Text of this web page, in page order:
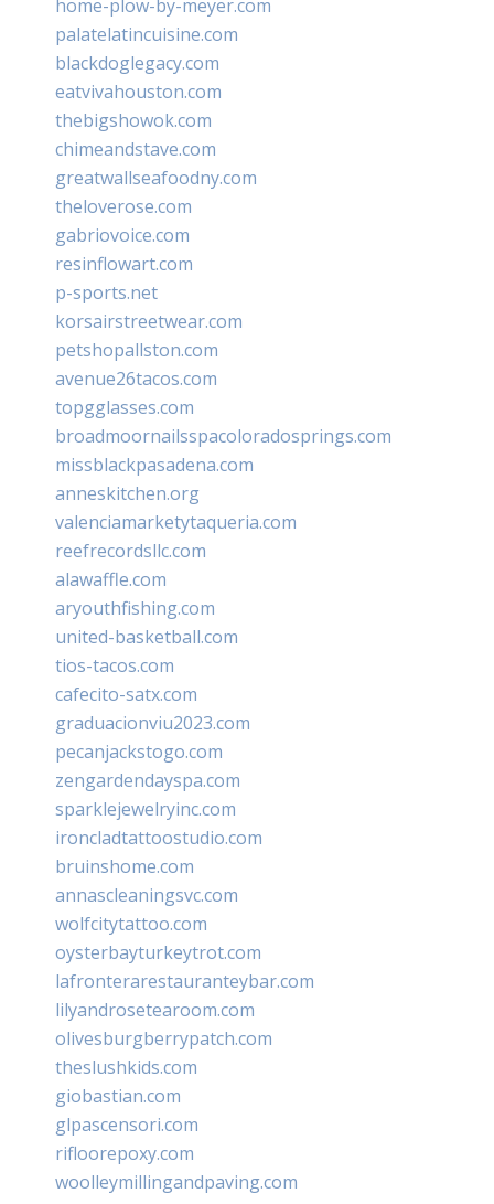
home-plow-by-meyer.com
palatelatincuisine.com
blackdoglegacy.com
eatvivahouston.com
thebigshowok.com
chimeandstave.com
greatwallseafoodny.com
theloverose.com
gabriovoice.com
resinflowart.com
p-sports.net
korsairstreetwear.com
petshopallston.com
avenue26tacos.com
topgglasses.com
broadmoornailsspacoloradosprings.com
missblackpasadena.com
anneskitchen.org
valenciamarketytaqueria.com
reefrecordsllc.com
alawaffle.com
aryouthfishing.com
united-basketball.com
tios-tacos.com
cafecito-satx.com
graduacionviu2023.com
pecanjackstogo.com
zengardendayspa.com
sparklejewelryinc.com
ironcladtattoostudio.com
bruinshome.com
annascleaningsvc.com
wolfcitytattoo.com
oysterbayturkeytrot.com
lafronterarestauranteybar.com
lilyandrosetearoom.com
olivesburgberrypatch.com
theslushkids.com
giobastian.com
glpascensori.com
rifloorepoxy.com
woolleymillingandpaving.com